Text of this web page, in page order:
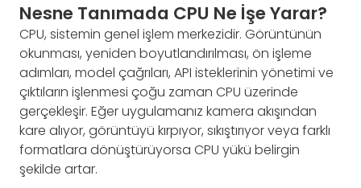
Nesne Tanımada CPU Ne İşe Yarar?
CPU, sistemin genel işlem merkezidir. Görüntünün
okunması, yeniden boyutlandırılması, ön işleme
adımları, model çağrıları, API isteklerinin yönetimi ve
çıktıların işlenmesi çoğu zaman CPU üzerinde
gerçekleşir. Eğer uygulamanız kamera akışından
kare alıyor, görüntüyü kırpıyor, sıkıştırıyor veya farklı
formatlara dönüştürüyorsa CPU yükü belirgin
şekilde artar.